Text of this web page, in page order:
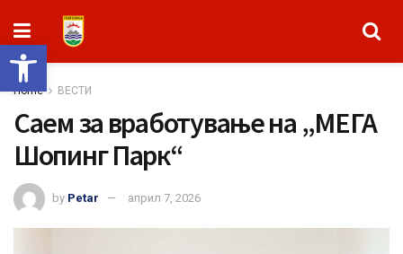
Open toolbar
Home ВЕСТИ
Саем за вработување на „МЕГА
Шопинг Парк“
by Petar април 7, 2026